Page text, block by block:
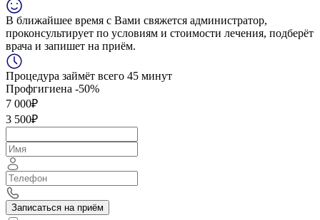
В ближайшее время с Вами свяжется администратор,
проконсультирует по условиям и стоимости лечения, подберёт
врача и запишет на приём.
Процедура займёт всего 45 минут
Профгигиена -50%
7 000₽
3 500₽
Записаться на приём